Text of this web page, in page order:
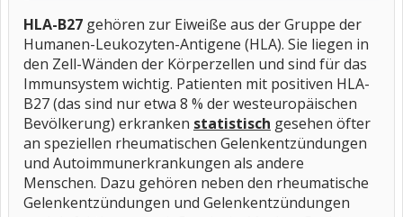
HLA-B27 gehören zur Eiweiße aus der Gruppe der
Humanen-Leukozyten-Antigene (HLA). Sie liegen in
den Zell-Wänden der Körperzellen und sind für das
Immunsystem wichtig. Patienten mit positiven HLA-
B27 (das sind nur etwa 8 % der westeuropäischen
Bevölkerung) erkranken statistisch gesehen öfter
an speziellen rheumatischen Gelenkentzündungen
und Autoimmunerkrankungen als andere
Menschen. Dazu gehören neben den rheumatische
Gelenkentzündungen und Gelenkentzündungen